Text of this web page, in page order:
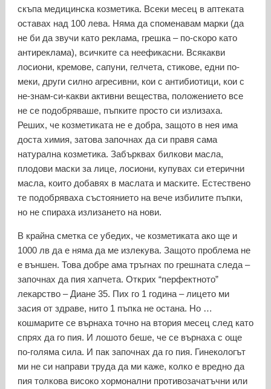
скъпа медицинска козметика. Всеки месец в аптеката
оставах над 100 лева. Няма да споменавам марки (да
не би да звучи като реклама, грешка – по-скоро като
антиреклама), всичките са неефикасни. Всякакви
лосиони, кремове, сапуни, гелчета, стикове, едни по-
меки, други силно агресивни, кои с антибиотици, кои с
не-знам-си-какви активни вещества, положението все
не се подобряваше, пъпките просто си излизаха.
Реших, че козметиката не е добра, защото в нея има
доста химия, затова започнах да си правя сама
натурална козметика. Забърквах билкови масла,
плодови маски за лице, лосиони, купувах си етерични
масла, които добавях в маслата и маските. Естествено
те подобряваха състоянието на вече избилите пъпки,
но не спираха излизането на нови.
В крайна сметка се убедих, че козметиката ако ще и
1000 лв да е няма да ме излекува. Защото проблема не
е външен. Това добре ама тръгнах по грешната следа –
започнах да пия хапчета. Открих “перфектното”
лекарство – Диане 35. Пих го 1 година – лицето ми
засия от здраве, нито 1 пъпка не остана. Но …
кошмарите се върнаха точно на втория месец след като
спрях да го пия. И лошото беше, че се върнаха с още
по-голяма сила. И пак започнах да го пия. Гинекологът
ми не си направи труда да ми каже, колко е вредно да
пия толкова високо хормонални противозачатъчни или